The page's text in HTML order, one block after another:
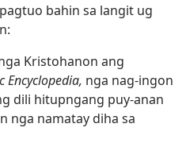
bahin sa langit ug
Kristohanon ang
Encyclopedia, nga nag-ingon
dili hitupngang puy-anan
nga namatay diha sa